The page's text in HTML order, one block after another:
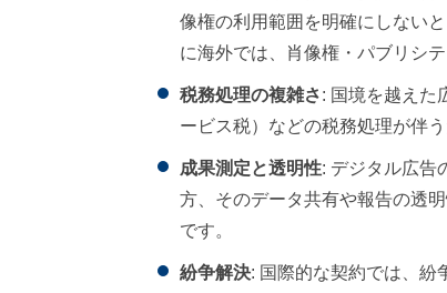
像権の利用範囲を明確にしない
に海外では、肖像権・パブリシ
税務処理の複雑さ: 国境を越えた
ービス税）などの税務処理が伴
成果測定と透明性: デジタル広告
方、そのデータ共有や報告の透
です。
紛争解決: 国際的な契約では、紛